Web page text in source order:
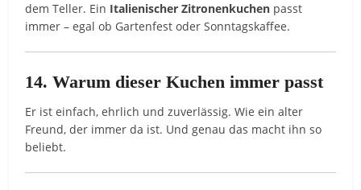
dem Teller. Ein Italienischer Zitronenkuchen passt
immer – egal ob Gartenfest oder Sonntagskaffee.
14. Warum dieser Kuchen immer passt
Er ist einfach, ehrlich und zuverlässig. Wie ein alter
Freund, der immer da ist. Und genau das macht ihn so
beliebt.